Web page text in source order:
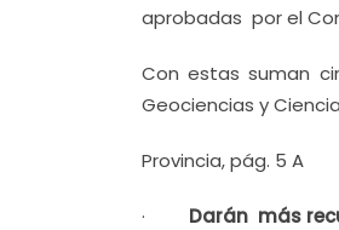
aprobadas por el
Con estas suman
Geociencias y
Provincia, pág. 5 A
· Darán más